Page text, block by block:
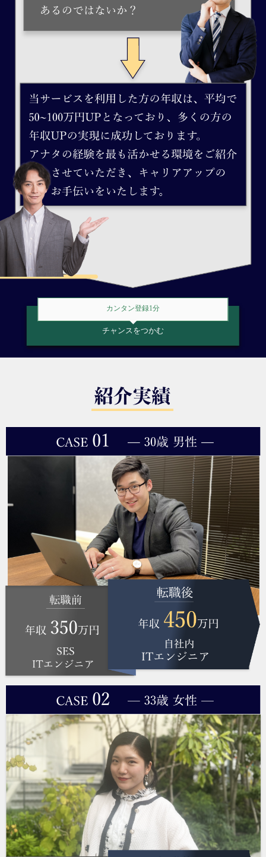
カンタン登録1分
チャンスをつかむ